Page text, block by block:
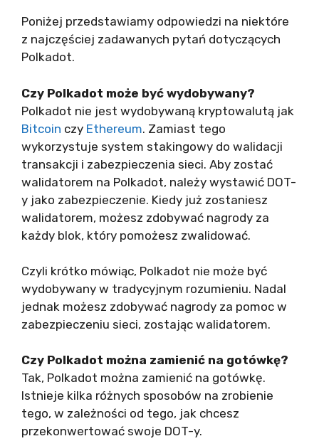
Poniżej przedstawiamy odpowiedzi na niektóre
z najczęściej zadawanych pytań dotyczących
Polkadot.
Czy Polkadot może być wydobywany?
Polkadot nie jest wydobywaną kryptowalutą jak
Bitcoin czy Ethereum. Zamiast tego
wykorzystuje system stakingowy do walidacji
transakcji i zabezpieczenia sieci. Aby zostać
walidatorem na Polkadot, należy wystawić DOT-
y jako zabezpieczenie. Kiedy już zostaniesz
walidatorem, możesz zdobywać nagrody za
każdy blok, który pomożesz zwalidować.
Czyli krótko mówiąc, Polkadot nie może być
wydobywany w tradycyjnym rozumieniu. Nadal
jednak możesz zdobywać nagrody za pomoc w
zabezpieczeniu sieci, zostając walidatorem.
Czy Polkadot można zamienić na gotówkę?
Tak, Polkadot można zamienić na gotówkę.
Istnieje kilka różnych sposobów na zrobienie
tego, w zależności od tego, jak chcesz
przekonwertować swoje DOT-y.